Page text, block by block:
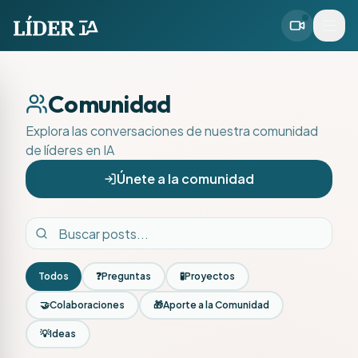
Comunidad
Explora las conversaciones de nuestra comunidad
de líderes en IA
Únete a la comunidad
Todos ❓Preguntas 🧪Proyectos
🤝Colaboraciones 🎁Aporte a la Comunidad
💡Ideas